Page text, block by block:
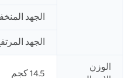
الجهد المنخفض:
الجهد المرتفع: 260
الوزن
14.5 كجم